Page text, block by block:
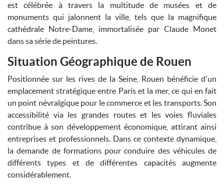
est célébrée à travers la multitude de musées et de
monuments qui jalonnent la ville, tels que la magnifique
cathédrale Notre-Dame, immortalisée par Claude Monet
dans sa série de peintures.
Situation Géographique de Rouen
Positionnée sur les rives de la Seine, Rouen bénéficie d'un
emplacement stratégique entre Paris et la mer, ce qui en fait
un point névralgique pour le commerce et les transports. Son
accessibilité via les grandes routes et les voies fluviales
contribue à son développement économique, attirant ainsi
entreprises et professionnels. Dans ce contexte dynamique,
la demande de formations pour conduire des véhicules de
différents types et de différentes capacités augmente
considérablement.